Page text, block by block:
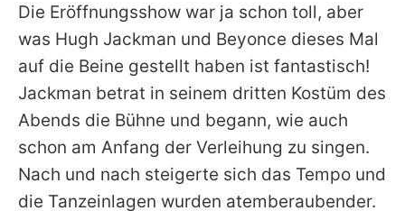
Impressum
Datenschutzerklärung
Nutzungsbedingungen
Utiq verwalten
Die Eröffnungsshow war ja schon toll, aber
was Hugh Jackman und Beyonce dieses Mal
auf die Beine gestellt haben ist fantastisch!
Jackman betrat in seinem dritten Kostüm des
Abends die Bühne und begann, wie auch
schon am Anfang der Verleihung zu singen.
Nach und nach steigerte sich das Tempo und
die Tanzeinlagen wurden atemberaubender.